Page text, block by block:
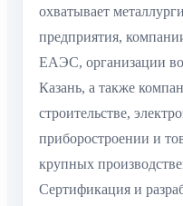
охватывает
предприятия,
ЕАЭС, организации
Казань, а также
строительстве,
приборостроении и
крупных
Сертификация и